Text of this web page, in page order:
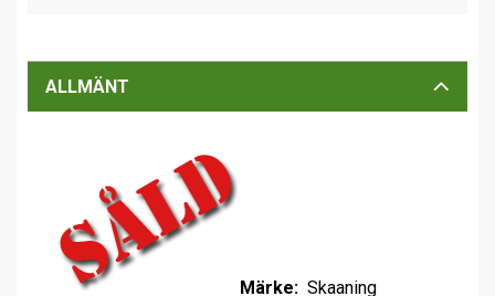
ALLMÄNT
Märke: Skaaning